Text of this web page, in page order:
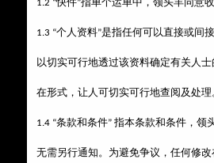
1.2 “快件”指单个运单中， 同意
1.3 “个人资料”是指任何可以直接或间
以切实可行地透过该资料确定有关人
在形式，让人可切实可行地查阅及处理
1.4 “条款和条件” 指本条款和条件， 领
无需另行通知。为避免争议，任何修改